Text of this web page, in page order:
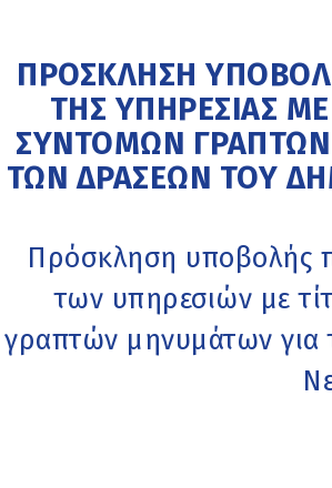
ΠΡΟΣΚΛΗΣΗ
ΤΗΣ ΥΠΗΡΕΣΙΑΣ
ΣΥΝΤΟΜΩΝ
ΤΩΝ ΔΡΑΣΕΩΝ ΤΟΥ
Πρόσκληση υποβολής
των υπηρεσιών με
γραπτών μηνυμάτων